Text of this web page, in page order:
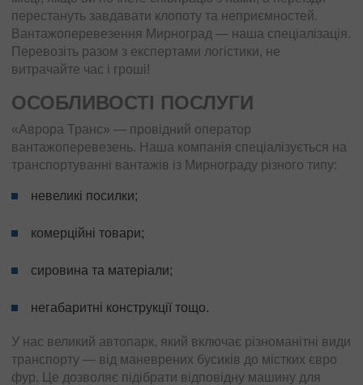
перестануть завдавати клопоту та неприємностей.
Вантажоперевезення Мирноград — наша спеціалізація.
Перевозіть разом з експертами логістики, не
витрачайте час і гроші!
ОСОБЛИВОСТІ ПОСЛУГИ
«Аврора Транс» — провідний оператор
вантажоперевезень. Наша компанія спеціалізується на
транспортуванні вантажів із Мирнограду різного типу:
невеликі посилки;
комерційні товари;
сировина та матеріали;
негабаритні конструкції тощо.
У нас великий автопарк, який включає різноманітні види
транспорту — від маневрених бусиків до містких євро
фур. Це дозволяє підібрати відповідну машину для